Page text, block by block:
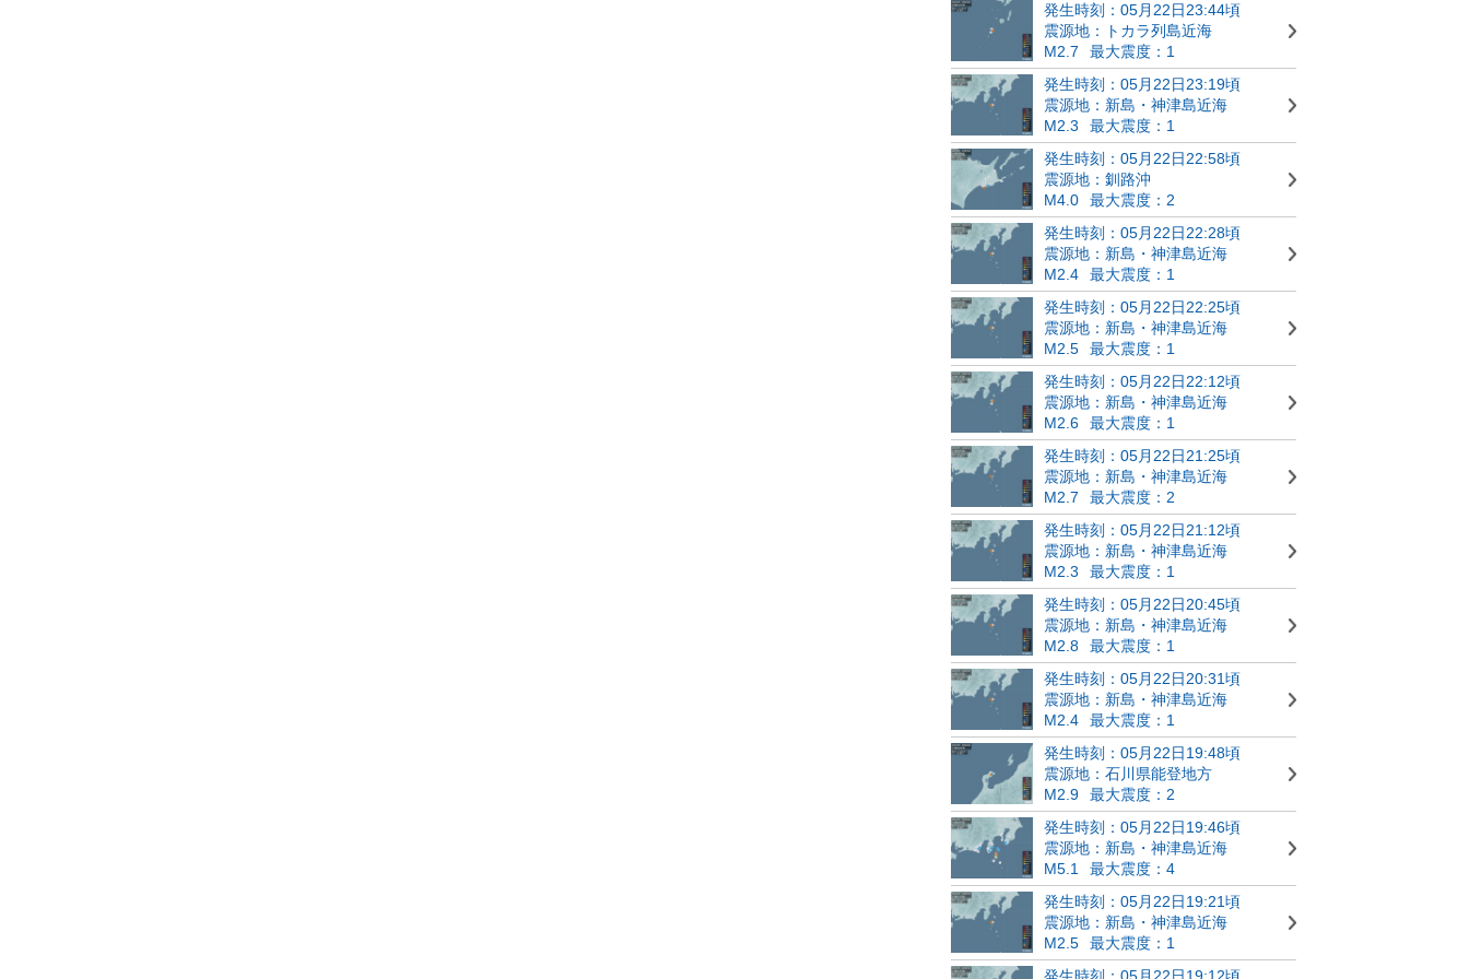
発生時刻：05月22日23:44頃
震源地：トカラ列島近海
M2.7
最大震度：1
発生時刻：05月22日23:19頃
震源地：新島・神津島近海
M2.3
最大震度：1
発生時刻：05月22日22:58頃
震源地：釧路沖
M4.0
最大震度：2
発生時刻：05月22日22:28頃
震源地：新島・神津島近海
M2.4
最大震度：1
発生時刻：05月22日22:25頃
震源地：新島・神津島近海
M2.5
最大震度：1
発生時刻：05月22日22:12頃
震源地：新島・神津島近海
M2.6
最大震度：1
発生時刻：05月22日21:25頃
震源地：新島・神津島近海
M2.7
最大震度：2
発生時刻：05月22日21:12頃
震源地：新島・神津島近海
M2.3
最大震度：1
発生時刻：05月22日20:45頃
震源地：新島・神津島近海
M2.8
最大震度：1
発生時刻：05月22日20:31頃
震源地：新島・神津島近海
M2.4
最大震度：1
発生時刻：05月22日19:48頃
震源地：石川県能登地方
M2.9
最大震度：2
発生時刻：05月22日19:46頃
震源地：新島・神津島近海
M5.1
最大震度：4
発生時刻：05月22日19:21頃
震源地：新島・神津島近海
M2.5
最大震度：1
発生時刻：05月22日19:12頃